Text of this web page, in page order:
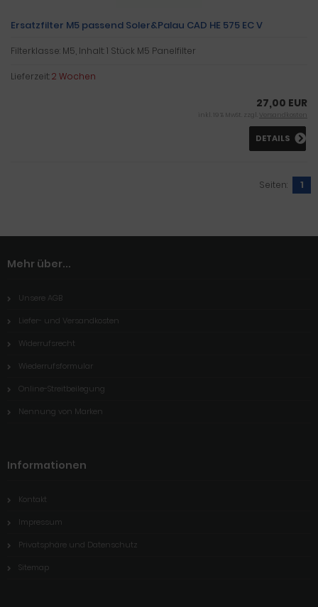
Ersatzfilter M5 passend Soler&Palau CAD HE 575 EC V
Filterklasse: M5, Inhalt: 1 Stück M5 Panelfilter
Lieferzeit:2 Wochen
27,00 EUR
inkl. 19 % MwSt. zzgl. Versandkosten
DETAILS
Seiten: 1
Mehr über...
Unsere AGB
Liefer- und Versandkosten
Widerrufsrecht
Wiederrufsformular
Online-Streitbeilegung
Nennung von Marken
Informationen
Kontakt
Impressum
Privatsphäre und Datenschutz
Sitemap